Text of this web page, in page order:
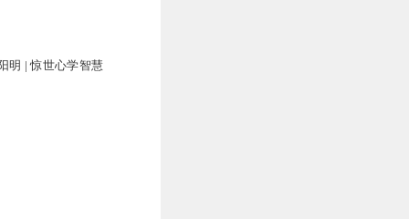
明 | 惊世心学智慧